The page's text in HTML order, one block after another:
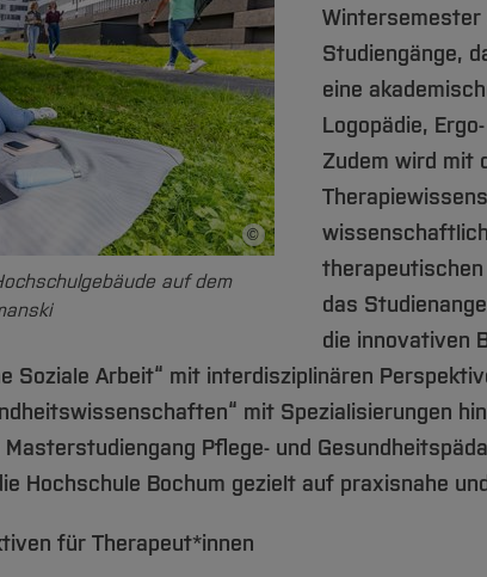
©
Bildnachweis
auf dem
Studiengänge,
eine
Logopädie,
Zudem wird mit
das
die innovativen
Soziale Arbeit“ mit interdisziplinären
mit Spezialisierungen
Pflege- und
Hochschule Bochum gezielt auf praxisnahe
für Therapeut*innen